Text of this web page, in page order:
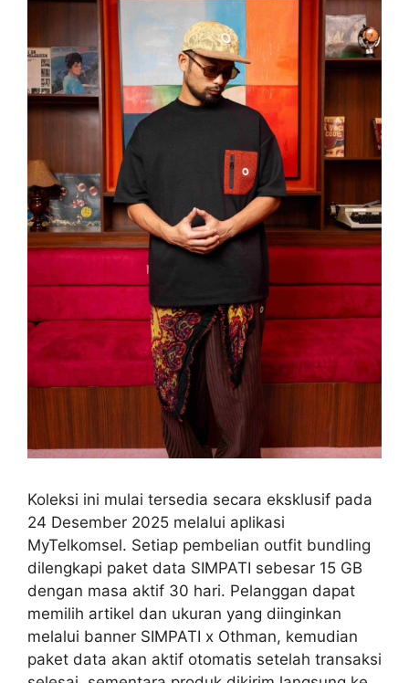
Koleksi ini mulai tersedia secara eksklusif pada
24 Desember 2025 melalui aplikasi
MyTelkomsel. Setiap pembelian outfit bundling
dilengkapi paket data SIMPATI sebesar 15 GB
dengan masa aktif 30 hari. Pelanggan dapat
memilih artikel dan ukuran yang diinginkan
melalui banner SIMPATI x Othman, kemudian
paket data akan aktif otomatis setelah transaksi